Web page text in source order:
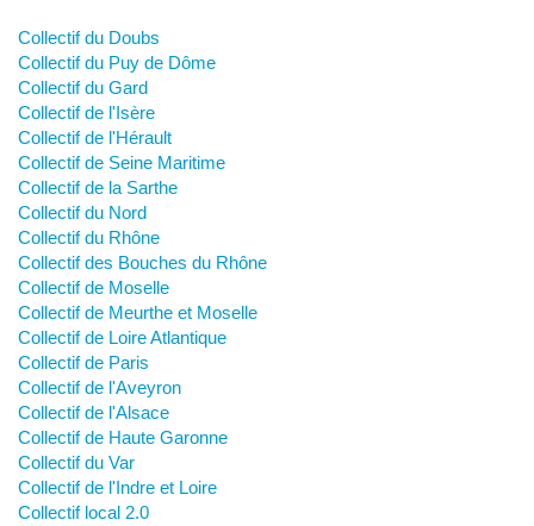
Collectif du Doubs
Collectif du Puy de Dôme
Collectif du Gard
Collectif de l'Isère
Collectif de l'Hérault
Collectif de Seine Maritime
Collectif de la Sarthe
Collectif du Nord
Collectif du Rhône
Collectif des Bouches du Rhône
Collectif de Moselle
Collectif de Meurthe et Moselle
Collectif de Loire Atlantique
Collectif de Paris
Collectif de l'Aveyron
Collectif de l'Alsace
Collectif de Haute Garonne
Collectif du Var
Collectif de l'Indre et Loire
Collectif local 2.0